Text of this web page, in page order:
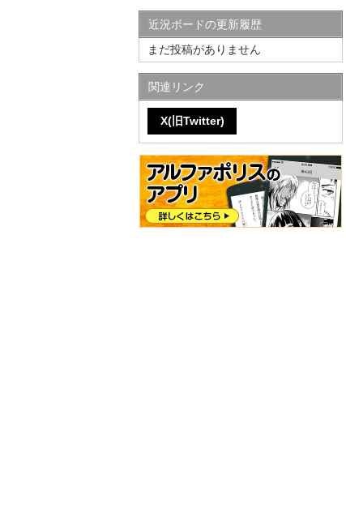
近況ボードの更新履歴
まだ投稿がありません
関連リンク
X(旧Twitter)